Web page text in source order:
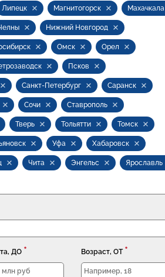
Липецк Магнитогорск Махачкала
Нижний Новгород
Омск Орел
Псков
Санкт-Петербург Саранск
Сочи Ставрополь
Тверь Тольятти Томск
Уфа Хабаровск
Чита Энгельс Ярославль
ДО * Возраст, ОТ *